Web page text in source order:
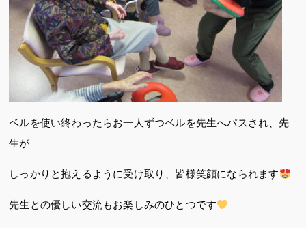
ベルを使い終わったらお一人ずつベルを先生へパスされ、先
生が
しっかりと抱えるように受け取り、皆様笑顔になられます
先生との優しい交流もお楽しみのひとつです